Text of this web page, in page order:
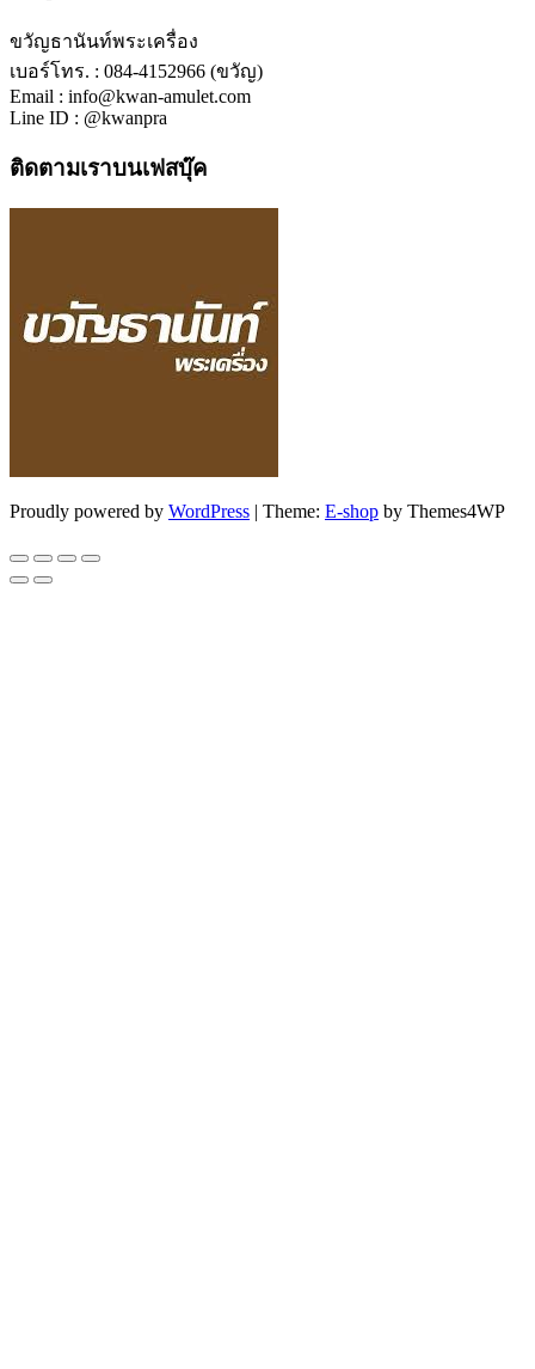
ขวัญธานันท์พระเครื่อง
เบอร์โทร. : 084-4152966 (ขวัญ)
Email : info@kwan-amulet.com
Line ID : @kwanpra
ติดตามเราบนเฟสบุ๊ค
Proudly powered by WordPress | Theme: E-shop by Themes4WP